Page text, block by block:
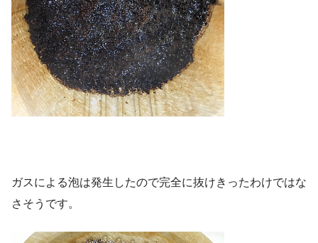
ガスによる泡は発生したので完全に抜けきったわけではな
さそうです。